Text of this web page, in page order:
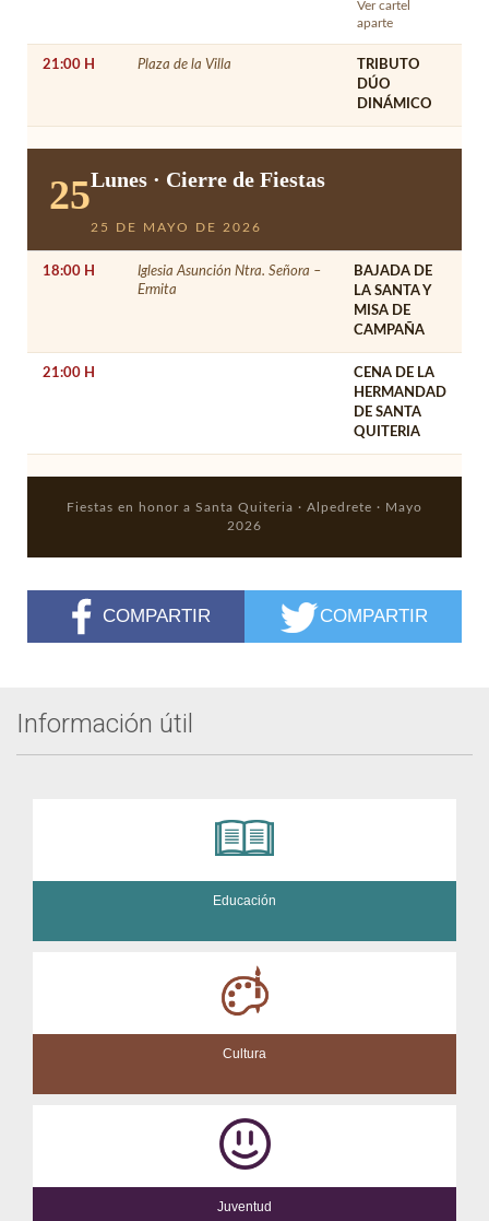
Ver cartel
aparte
21:00 H Plaza de la Villa
TRIBUTO
DÚO
DINÁMICO
25Lunes · Cierre de Fiestas
25 DE MAYO DE 2026
18:00 H
Iglesia Asunción Ntra. Señora –
Ermita
BAJADA DE
LA SANTA Y
MISA DE
CAMPAÑA
21:00 H
CENA DE LA
HERMANDAD
DE SANTA
QUITERIA
Fiestas en honor a Santa Quiteria · Alpedrete · Mayo
2026
COMPARTIR COMPARTIR
Información útil
Educación
Cultura
Juventud